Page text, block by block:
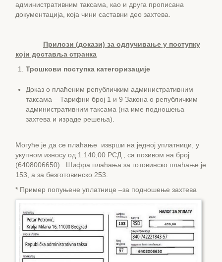
административним таксама, као и друга прописана
документација, која чини саставни део захтева.
Прилози (докази) за одлучивање у поступку
који доставља странка
Трошкови поступка категоризације
Доказ о плаћеним републичким административним
таксама – Тарифни број 1 и 9 Закона о републичким
административним таксама (на име подношења
захтева и израде решења).
Могуће је да се плаћање изврши на једној уплатници, у
укупном износу од 1.140,00 РСД , са позивом на број
(6408006650) . Шифра плаћања за готовинско плаћање је
153, а за безготовинско 253.
* Пример попуњене уплатнице –за подношење захтева